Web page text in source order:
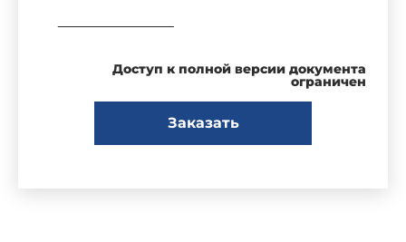
поправка, опубликованная в ИУС N 5-89 (см.
изготовителя базы данных.
Доступ к полной версии документа
ограничен
Заказать